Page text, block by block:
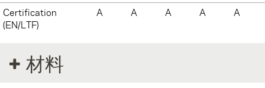
Certification
(EN/LTF)
A A A A A
材料